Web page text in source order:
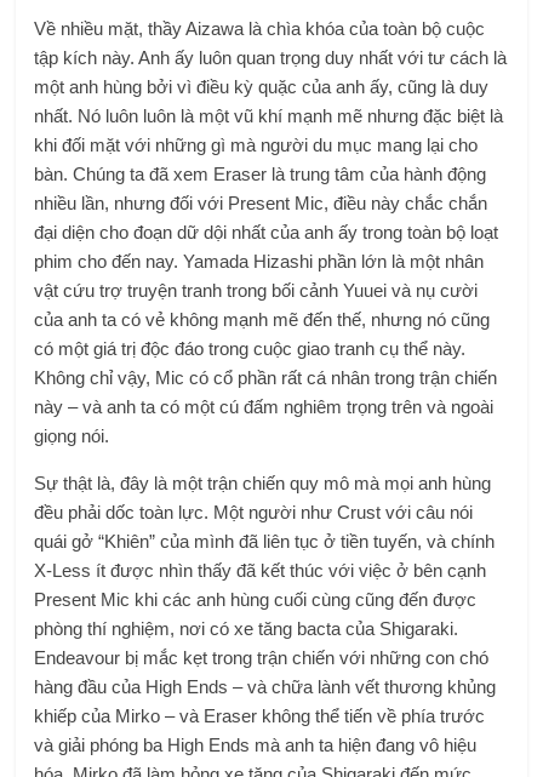
Về nhiều mặt, thầy Aizawa là chìa khóa của toàn bộ cuộc
tập kích này. Anh ấy luôn quan trọng duy nhất với tư cách là
một anh hùng bởi vì điều kỳ quặc của anh ấy, cũng là duy
nhất. Nó luôn luôn là một vũ khí mạnh mẽ nhưng đặc biệt là
khi đối mặt với những gì mà người du mục mang lại cho
bàn. Chúng ta đã xem Eraser là trung tâm của hành động
nhiều lần, nhưng đối với Present Mic, điều này chắc chắn
đại diện cho đoạn dữ dội nhất của anh ấy trong toàn bộ loạt
phim cho đến nay. Yamada Hizashi phần lớn là một nhân
vật cứu trợ truyện tranh trong bối cảnh Yuuei và nụ cười
của anh ta có vẻ không mạnh mẽ đến thế, nhưng nó cũng
có một giá trị độc đáo trong cuộc giao tranh cụ thể này.
Không chỉ vậy, Mic có cổ phần rất cá nhân trong trận chiến
này – và anh ta có một cú đấm nghiêm trọng trên và ngoài
giọng nói.
Sự thật là, đây là một trận chiến quy mô mà mọi anh hùng
đều phải dốc toàn lực. Một người như Crust với câu nói
quái gở “Khiên” của mình đã liên tục ở tiền tuyến, và chính
X-Less ít được nhìn thấy đã kết thúc với việc ở bên cạnh
Present Mic khi các anh hùng cuối cùng cũng đến được
phòng thí nghiệm, nơi có xe tăng bacta của Shigaraki.
Endeavour bị mắc kẹt trong trận chiến với những con chó
hàng đầu của High Ends – và chữa lành vết thương khủng
khiếp của Mirko – và Eraser không thể tiến về phía trước
và giải phóng ba High Ends mà anh ta hiện đang vô hiệu